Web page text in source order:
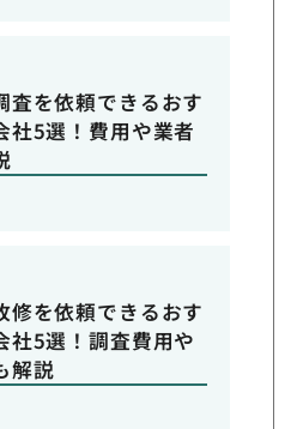
査を依頼できるおす
社5選！費用や業者
修を依頼できるおす
社5選！調査費用や
解説